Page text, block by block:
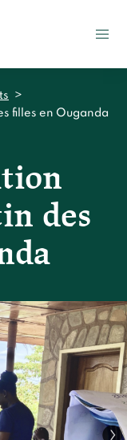
de Jane"
>
filles en Ouganda
des